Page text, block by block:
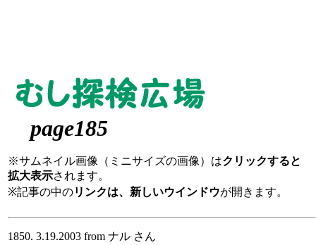
page185
※サムネイル画像（ミニサイズの画像）はクリックすると
拡大表示されます。
※記事の中のリンクは、新しいウインドウが開きます。
1850. 3.19.2003 from ナル さん